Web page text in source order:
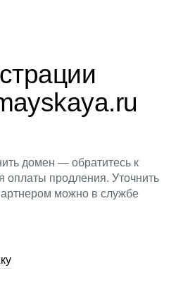
домен — обратитесь к
оплаты продления. Уточнить
можно в службе